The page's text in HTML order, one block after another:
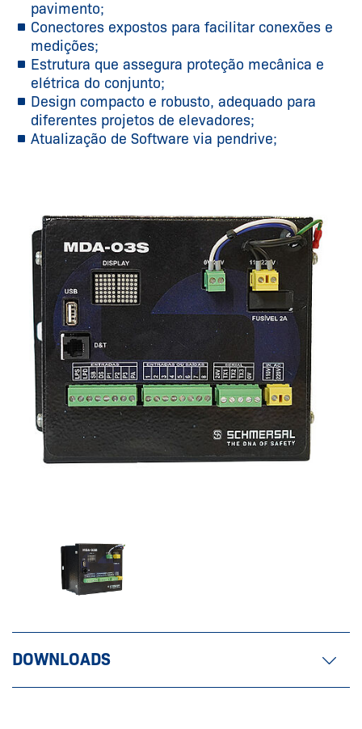
pavimento;
Conectores expostos para facilitar conexões e
medições;
Estrutura que assegura proteção mecânica e
elétrica do conjunto;
Design compacto e robusto, adequado para
diferentes projetos de elevadores;
Atualização de Software via pendrive;
DOWNLOADS